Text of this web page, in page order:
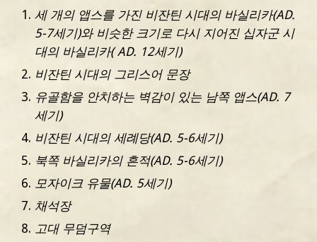
세 개의 앱스를 가진 비잔틴 시대의 바실리카(AD.
5-7세기)와 비슷한 크기로 다시 지어진 십자군 시
대의 바실리카( AD. 12세기)
비잔틴 시대의 그리스어 문장
유골함을 안치하는 벽감이 있는 남쪽 앱스(AD. 7
세기)
비잔틴 시대의 세례당(AD. 5-6세기)
북쪽 바실리카의 흔적(AD. 5-6세기)
모자이크 유물(AD. 5세기)
채석장
고대 무덤구역